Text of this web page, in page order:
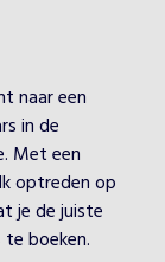
naar een
in de
Met een
optreden op
je de juiste
boeken.